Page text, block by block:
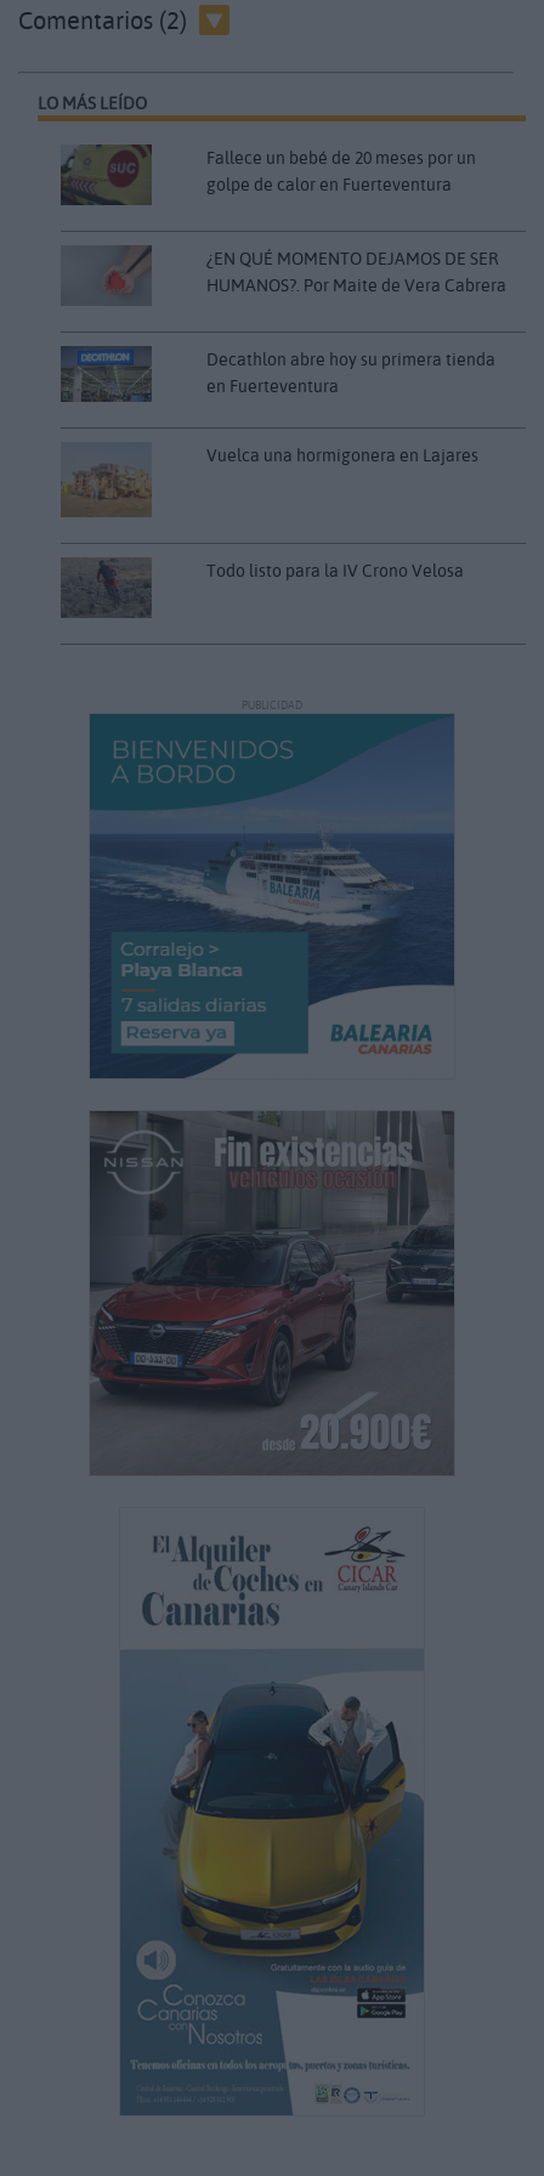
Comentarios (2)
LO MÁS LEÍDO
Fallece un bebé de 20 meses por un
golpe de calor en Fuerteventura
¿EN QUÉ MOMENTO DEJAMOS DE SER
HUMANOS?. Por Maite de Vera Cabrera
Decathlon abre hoy su primera tienda
en Fuerteventura
Vuelca una hormigonera en Lajares
Todo listo para la IV Crono Velosa
PUBLICIDAD